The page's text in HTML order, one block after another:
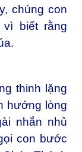
chúng con
biết rằng
thinh lặng
hướng lòng
nhắn nhủ
con bước